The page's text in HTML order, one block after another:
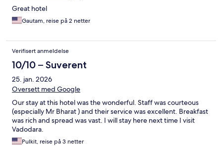
Great hotel
Gautam, reise på 2 netter
Verifisert anmeldelse
10/10 – Suverent
25. jan. 2026
Oversett med Google
Our stay at this hotel was the wonderful. Staff was courteous
(especially Mr Bharat ) and their service was excellent. Breakfast
was rich and spread was vast. I will stay here next time I visit
Vadodara.
Pulkit, reise på 3 netter